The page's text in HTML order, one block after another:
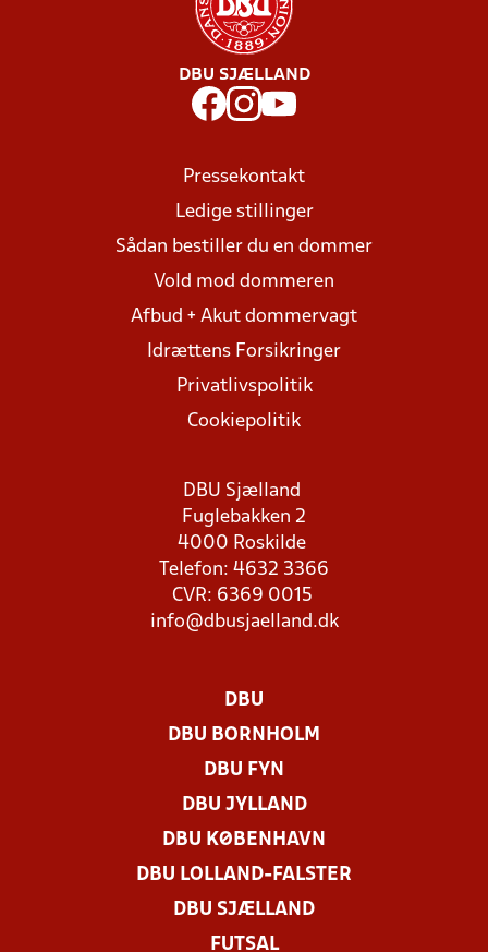
DBU SJÆLLAND
Pressekontakt
Ledige stillinger
Sådan bestiller du en dommer
Vold mod dommeren
Afbud + Akut dommervagt
Idrættens Forsikringer
Privatlivspolitik
Cookiepolitik
DBU Sjælland
Fuglebakken 2
4000 Roskilde
Telefon: 4632 3366
CVR: 6369 0015
info@dbusjaelland.dk
DBU
DBU BORNHOLM
DBU FYN
DBU JYLLAND
DBU KØBENHAVN
DBU LOLLAND-FALSTER
DBU SJÆLLAND
FUTSAL